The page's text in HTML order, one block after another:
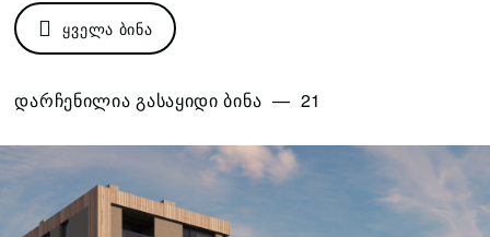
ᲧᲕᲔᲚᲐ ᲑᲘᲜᲐ
დარჩენილია გასაყიდი ბინა — 21